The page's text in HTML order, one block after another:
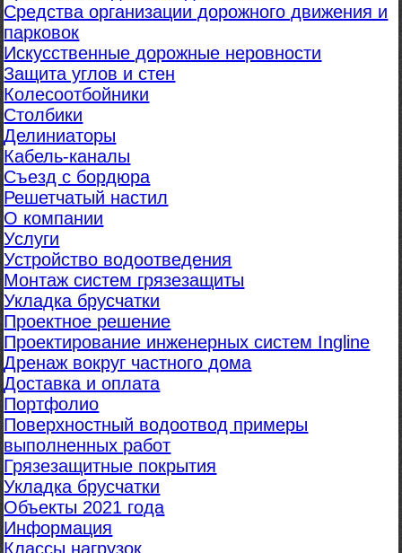
Средства организации дорожного движения и
парковок
Искусственные дорожные неровности
Защита углов и стен
Колесоотбойники
Столбики
Делиниаторы
Кабель-каналы
Съезд с бордюра
Решетчатый настил
О компании
Услуги
Устройство водоотведения
Монтаж систем грязезащиты
Укладка брусчатки
Проектное решение
Проектирование инженерных систем Ingline
Дренаж вокруг частного дома
Доставка и оплата
Портфолио
Поверхностный водоотвод примеры
выполненных работ
Грязезащитные покрытия
Укладка брусчатки
Объекты 2021 года
Информация
Классы нагрузок